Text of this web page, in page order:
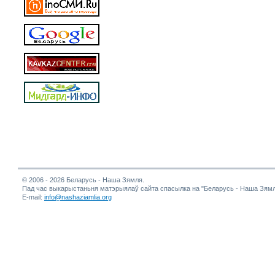
© 2006 - 2026 Беларусь - Наша Зямля.
Пад час выкарыстаньня матэрыялаў сайта спасылка на "Беларусь - Наша
E-mail: info@nashaziamlia.org